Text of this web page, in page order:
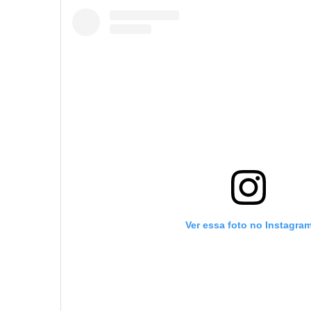
Ver essa foto no